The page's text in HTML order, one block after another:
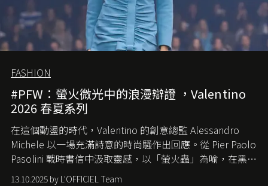
FASHION
#PFW：螢火微光中的浪漫辯證 ，Valentino
2026 春夏系列
在這個動盪的時代， Valentino 的創意總監 Alessandro
Michele 以一場充滿詩意的時尚騷作出回應。從 Pier Paolo
Pasolini 戰時書信中汲取靈感，以「螢火蟲」為喻，在黑暗
中找尋希望的微光。
13.10.2025 by L'OFFICIEL Team